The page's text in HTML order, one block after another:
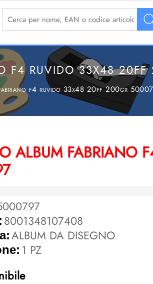
La modifica di un filtro aggiorna
F4 RUVIDO 33X48
f4 ruvido 33x48 20ff 200gr
ALBUM FABRIANO
8001348107408
ALBUM DA DISEGNO
1 PZ